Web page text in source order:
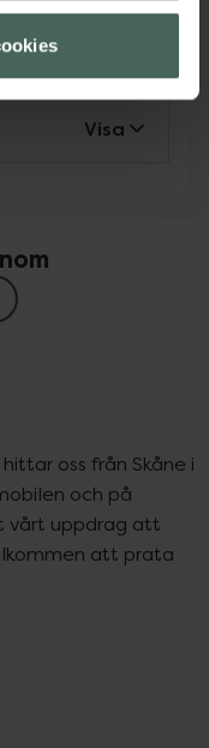
Visa
oss från Skåne i
och på
vårt uppdrag att
att prata